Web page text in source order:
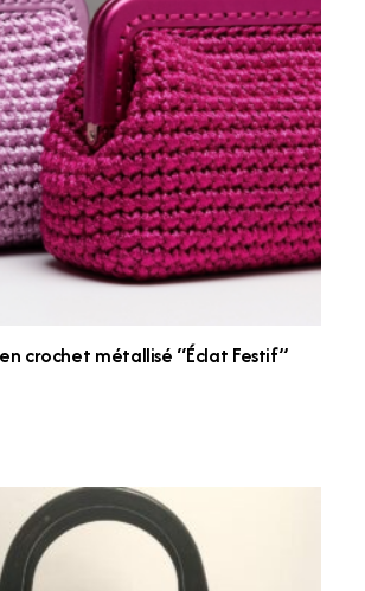
crochet métallisé “Éclat Festif”